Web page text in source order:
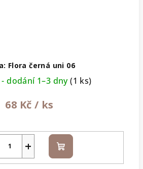
Flora černá uni 06
- dodání 1–3 dny(1 ks)
68 Kč / ks
+ Do
košíku